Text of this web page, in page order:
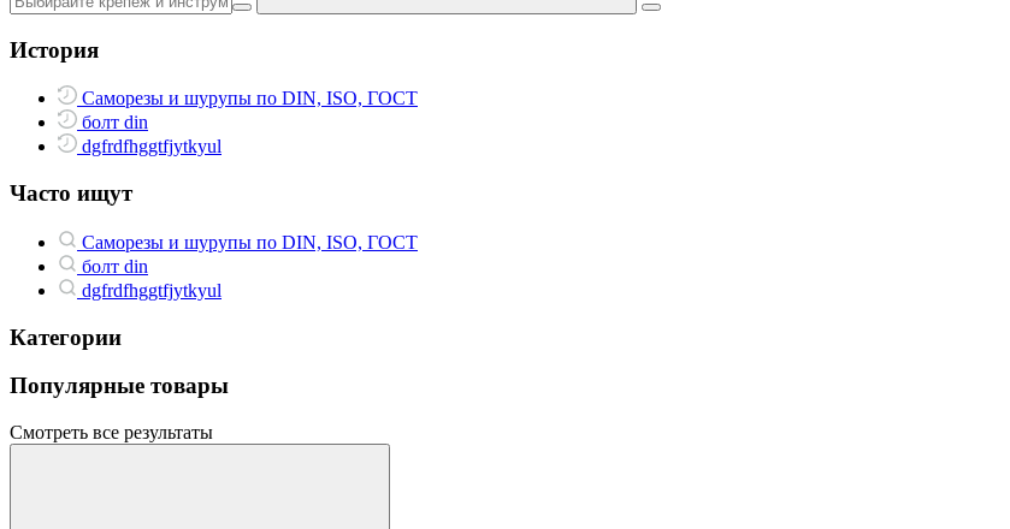
История
Саморезы и шурупы по DIN, ISO, ГОСТ
болт din
dgfrdfhggtfjytkyul
Часто ищут
Саморезы и шурупы по DIN, ISO, ГОСТ
болт din
dgfrdfhggtfjytkyul
Категории
Популярные товары
Смотреть все результаты